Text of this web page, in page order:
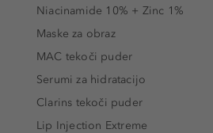
Niacinamide 10% + Zinc 1%
Maske za obraz
MAC tekoči puder
Serumi za hidratacijo
Clarins tekoči puder
Lip Injection Extreme